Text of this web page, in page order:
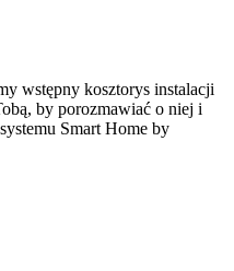
wstępny kosztorys instalacji
by porozmawiać o niej i
Smart Home by